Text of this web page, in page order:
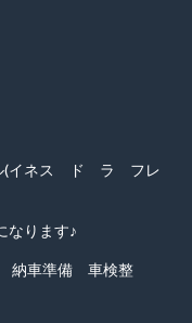
(イネス ド ラ フレ
なります♪
納車準備 車検整